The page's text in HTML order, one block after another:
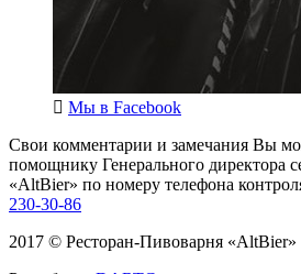
Мы в Facebook
Свои комментарии и замечания Вы
помощнику Генерального директора
«AltBier» по номеру телефона
230-30-86
2017 © Ресторан-Пивоварня «AltBier»